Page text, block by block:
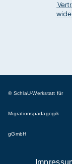
© SchlaU-Werkstatt für
Migrationspädagogik
gGmbH